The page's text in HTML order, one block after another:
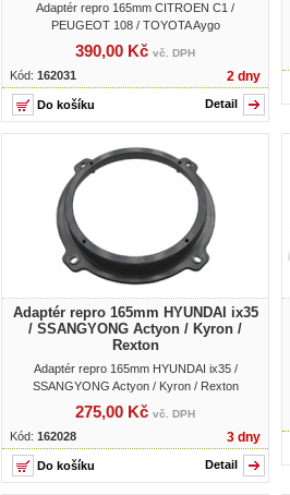
Adaptér repro 165mm CITROEN C1 /
PEUGEOT 108 / TOYOTA Aygo
390,00 Kč vč. DPH
Kód: 162031 2 dny
Detail
Adaptér repro 165mm HYUNDAI ix35
/ SSANGYONG Actyon / Kyron /
Rexton
Adaptér repro 165mm HYUNDAI ix35 /
SSANGYONG Actyon / Kyron / Rexton
275,00 Kč vč. DPH
Kód: 162028 3 dny
Detail